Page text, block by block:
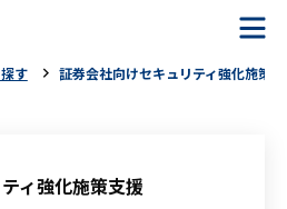
す 証券会社向けセキュリティ強化施策
ィ強化施策支援